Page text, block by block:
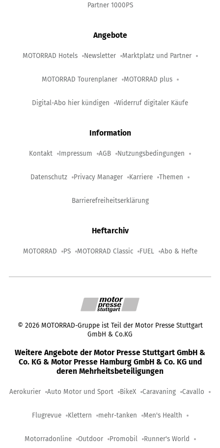
Partner 1000PS
Angebote
MOTORRAD Hotels Newsletter Marktplatz und Partner
MOTORRAD Tourenplaner MOTORRAD plus
Digital-Abo hier kündigen Widerruf digitaler Käufe
Information
Kontakt Impressum AGB Nutzungsbedingungen
Datenschutz Privacy Manager Karriere Themen
Barrierefreiheitserklärung
Heftarchiv
MOTORRAD PS MOTORRAD Classic FUEL Abo & Hefte
© 2026 MOTORRAD-Gruppe ist Teil der Motor Presse Stuttgart
GmbH & Co.KG
Weitere Angebote der Motor Presse Stuttgart GmbH &
Co. KG & Motor Presse Hamburg GmbH & Co. KG und
deren Mehrheitsbeteiligungen
Aerokurier Auto Motor und Sport BikeX Caravaning Cavallo
Flugrevue Klettern mehr-tanken Men's Health
Motorradonline Outdoor Promobil Runner's World